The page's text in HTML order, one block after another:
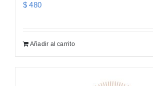
$ 480
Añadir al carrito